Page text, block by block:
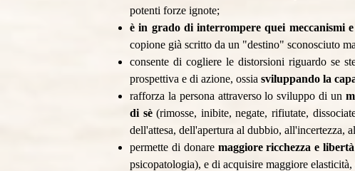
potenti forze ignote;
è in grado di interrompere quei meccanismi
copione già scritto da un "destino" sconosciuto
consente di cogliere le distorsioni riguardo se
prospettiva e di azione, ossia sviluppando la
rafforza la persona attraverso lo sviluppo di un
di sè(rimosse, inibite, negate, rifiutate,
dell'attesa, dell'apertura al dubbio, all'incertezza,
permette di donare maggiore ricchezza e
psicopatologia), e di acquisire maggiore